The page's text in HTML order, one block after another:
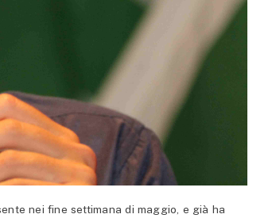
nei fine settimana di maggio, e già ha